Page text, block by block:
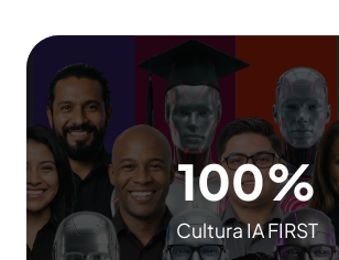
1
0
0
%
100%
Cultura IA FIRST